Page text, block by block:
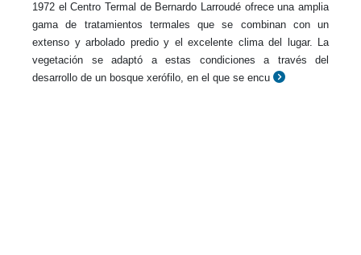
1972 el Centro Termal de Bernardo Larroudé ofrece una amplia
gama de tratamientos termales que se combinan con un
extenso y arbolado predio y el excelente clima del lugar. La
vegetación se adaptó a estas condiciones a través del
desarrollo de un bosque xerófilo, en el que se encu